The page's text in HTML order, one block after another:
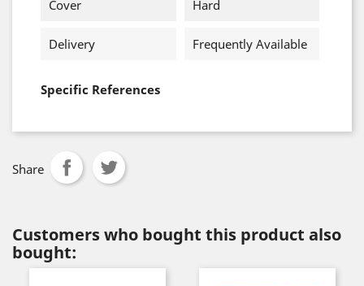
Cover Hard
Delivery Frequently Available
Specific References
Share
Customers who bought this product also
bought: